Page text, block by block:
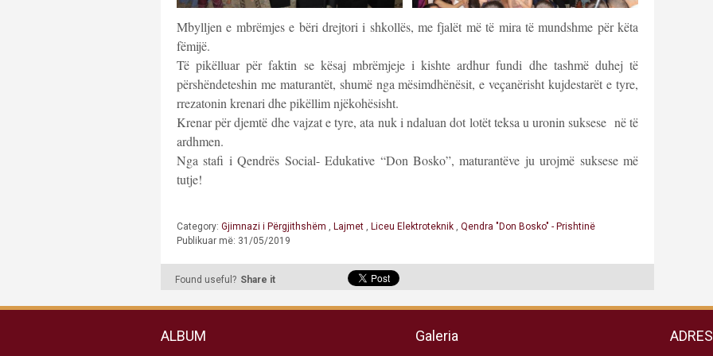
Mbylljen e mbrëmjes e bëri drejtori i shkollës, me fjalët më të mira të mundshme për këta
fëmijë.
Të pikëlluar për faktin se kësaj mbrëmjeje i kishte ardhur fundi dhe tashmë duhej të
përshëndeteshin me maturantët, shumë nga mësimdhënësit, e veçanërisht kujdestarët e tyre,
rrezatonin krenari dhe pikëllim njëkohësisht.
Krenar për djemtë dhe vajzat e tyre, ata nuk i ndaluan dot lotët teksa u uronin suksese në të
ardhmen.
Nga stafi i Qendrës Social- Edukative “Don Bosko”, maturantëve ju urojmë suksese më
tutje!
Category: Gjimnazi i Përgjithshëm Lajmet Liceu Elektroteknik
Qendra "Don Bosko" - Prishtinë
Publikuar më: 31/05/2019
Found useful? Share it
ALBUM Galeria